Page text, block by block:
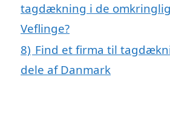
tagdækning i de
Veflinge?
8) Find et firma til
dele af Danmark